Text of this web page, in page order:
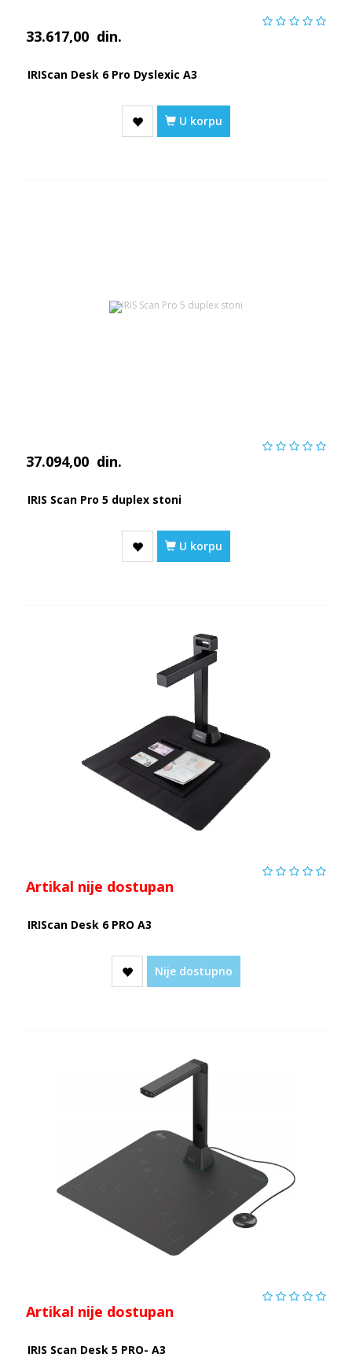
33.617,00 din.
IRIScan Desk 6 Pro Dyslexic A3
U korpu
37.094,00 din.
IRIS Scan Pro 5 duplex stoni
U korpu
Artikal nije dostupan
IRIScan Desk 6 PRO A3
Nije dostupno
Artikal nije dostupan
IRIS Scan Desk 5 PRO- A3